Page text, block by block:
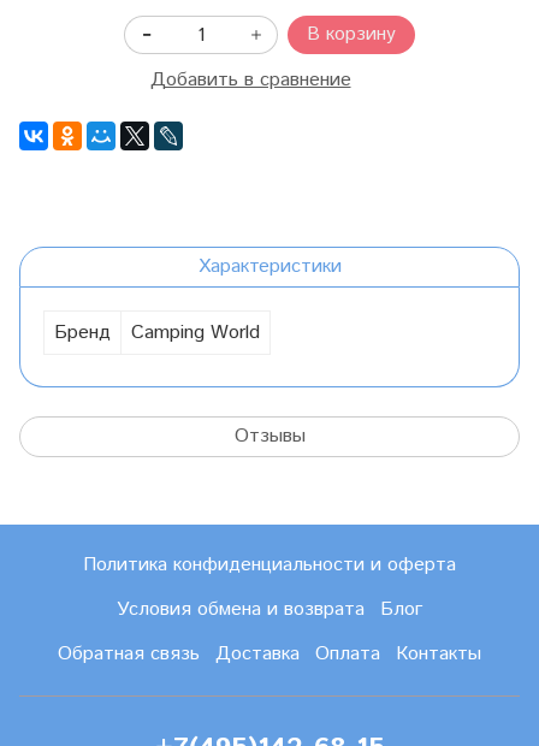
В корзину
Добавить в сравнение
Характеристики
Бренд Camping World
Отзывы
Политика конфиденциальности и оферта
Условия обмена и возврата
Блог
Обратная связь
Доставка Оплата Контакты